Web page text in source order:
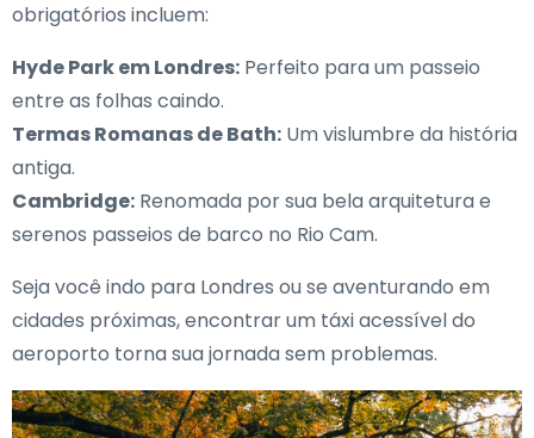
obrigatórios incluem:
Hyde Park em Londres: Perfeito para um passeio
entre as folhas caindo.
Termas Romanas de Bath: Um vislumbre da história
antiga.
Cambridge: Renomada por sua bela arquitetura e
serenos passeios de barco no Rio Cam.
Seja você indo para Londres ou se aventurando em
cidades próximas, encontrar um táxi acessível do
aeroporto torna sua jornada sem problemas.